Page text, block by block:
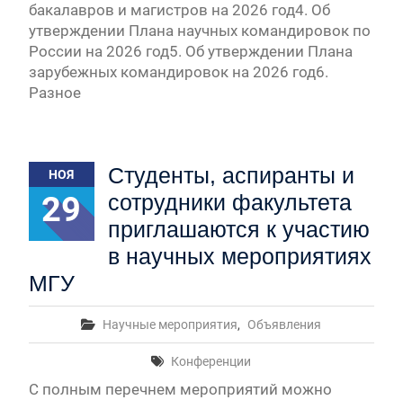
бакалавров и магистров на 2026 год4. Об
утверждении Плана научных командировок по
России на 2026 год5. Об утверждении Плана
зарубежных командировок на 2026 год6.
Разное
НОЯ
29
Студенты, аспиранты и
сотрудники факультета
приглашаются к участию
в научных мероприятиях
МГУ
Научные мероприятия, Объявления
Конференции
С полным перечнем мероприятий можно